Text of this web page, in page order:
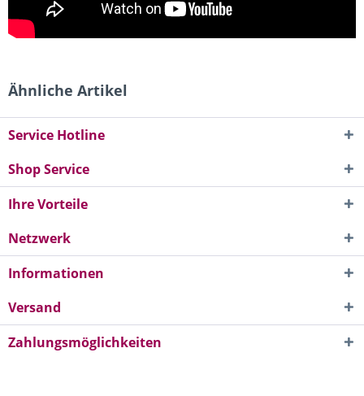
Ähnliche Artikel
Service Hotline
Shop Service
Ihre Vorteile
Netzwerk
Informationen
Versand
Zahlungsmöglichkeiten